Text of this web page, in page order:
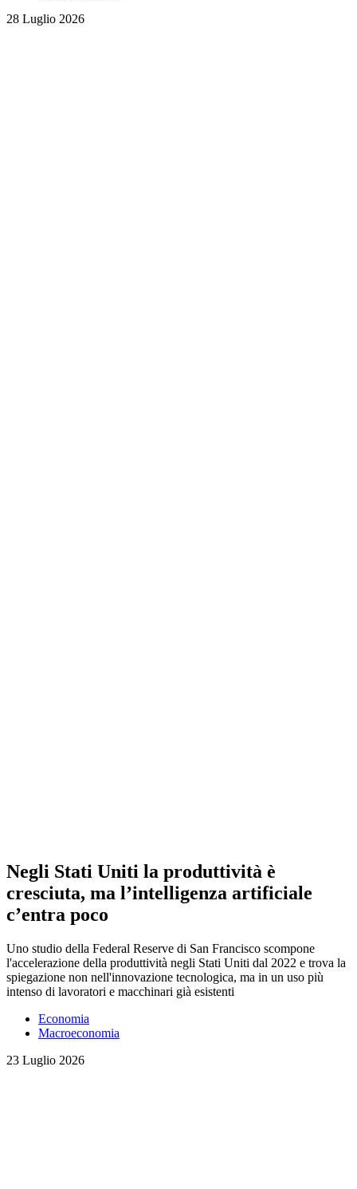
28 Luglio 2026
Negli Stati Uniti la produttività è
cresciuta, ma l’intelligenza artificiale
c’entra poco
Uno studio della Federal Reserve di San Francisco scompone
l'accelerazione della produttività negli Stati Uniti dal 2022 e trova la
spiegazione non nell'innovazione tecnologica, ma in un uso più
intenso di lavoratori e macchinari già esistenti
Economia
Macroeconomia
23 Luglio 2026